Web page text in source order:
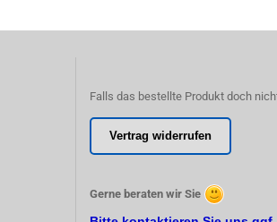
Falls das bestellte Produkt doch
Vertrag widerrufen
Gerne beraten wir Sie